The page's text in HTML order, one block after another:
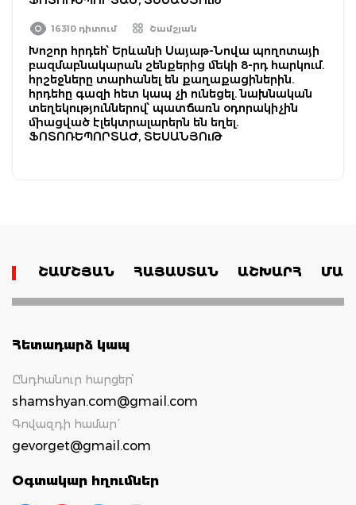
16310 դիտում Շամշյան
Խոշոր հրդեհ՝ Երևանի Սայաթ-Նովա պողոտայի
բազմաբնակարան շենքերից մեկի 8-րդ հարկում.
հրշեջները տարհանել են քաղաքացիներին.
հրդեհը գազի հետ կապ չի ունեցել. նախնական
տեղեկություններով՝ պատճառն օդորակիչին
միացված էլեկտրալարերն են եղել.
ՖՈՏՈՌԵՊՈՐՏԱԺ, ՏԵՍԱՆՅՈւԹ
ՇԱՄՇՅԱՆ ՀԱՅԱՍՏԱՆ ԱՇԽԱՐՀ
Հետադարձ կապ
Ընդհանուր հարցեր՝
shamshyan.com@gmail.com
Գովազդի համար`
gevorget@gmail.com
Օգտակար հղումներ